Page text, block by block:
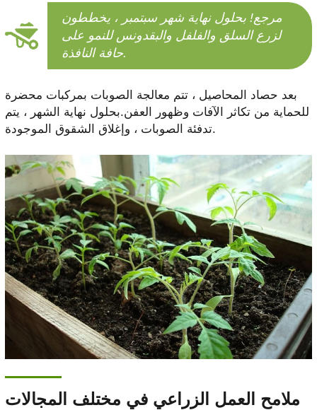
مرجع! بحلول نهاية شهر سبتمبر ، يخططون
لزرع السلق والفلفل والبقدونس للنمو على
حافة النافذة.
بعد حصاد المحاصيل ، تتم معالجة الصوبات بمركبات محضرة
للحماية من تكاثر الآفات وظهور العفن.بحلول نهاية الشهر ، يتم
تدفئة الصوبات ، وإغلاق الشقوق الموجودة.
ملامح العمل الزراعي في مختلف المجالات